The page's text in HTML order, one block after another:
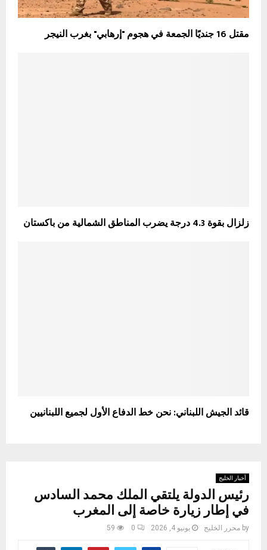
مقتل 16 جنديًا الجمعة في هجوم "إرهابي" بغرب النيجر
زلزال بقوة 4.3 درجة يضرب المناطق الشمالية من باكستان
قائد الجيش اللبناني: نحن خط الدفاع الأول لجميع اللبنانيين
أخبار الخليج
رئيس الدولة يلتقي الملك محمد السادس
في إطار زيارة خاصة إلى المغرب
by محرر الخليج يونيو 4, 2026 0
59